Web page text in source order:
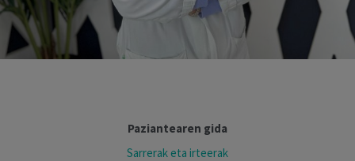
Paziantearen gida
Sarrerak eta irteerak